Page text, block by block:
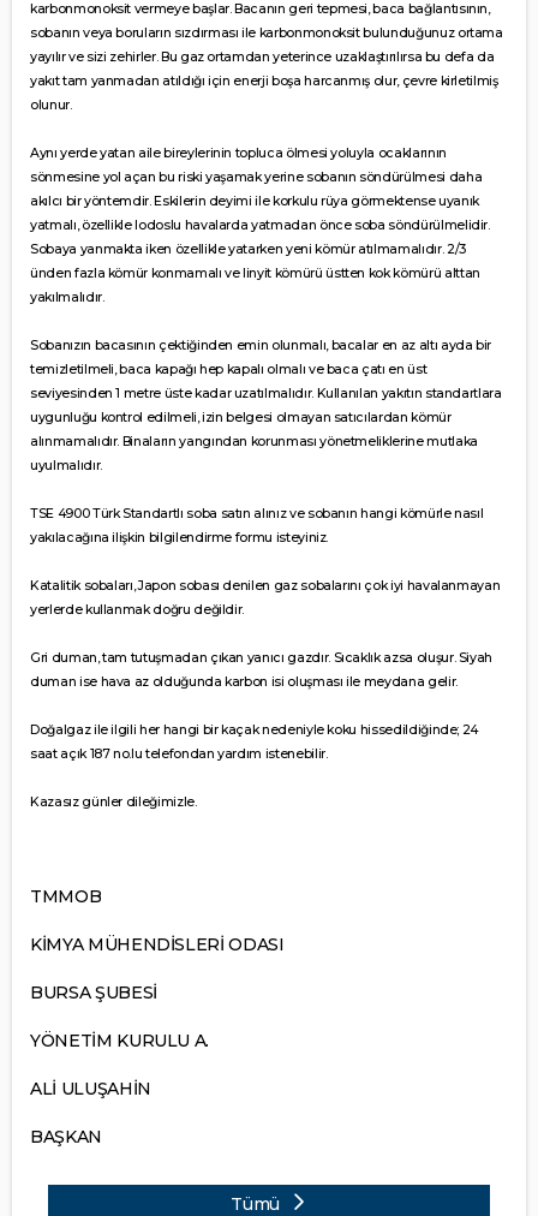
karbonmonoksit vermeye başlar. Bacanın geri tepmesi, baca bağlantısının,
sobanın veya boruların sızdırması ile karbonmonoksit bulunduğunuz ortama
yayılır ve sizi zehirler. Bu gaz ortamdan yeterince uzaklaştırılırsa bu defa da
yakıt tam yanmadan atıldığı için enerji boşa harcanmış olur, çevre kirletilmiş
olunur.
Aynı yerde yatan aile bireylerinin topluca ölmesi yoluyla ocaklarının
sönmesine yol açan bu riski yaşamak yerine sobanın söndürülmesi daha
akılcı bir yöntemdir. Eskilerin deyimi ile korkulu rüya görmektense uyanık
yatmalı, özellikle lodoslu havalarda yatmadan önce soba söndürülmelidir.
Sobaya yanmakta iken özellikle yatarken yeni kömür atılmamalıdır. 2/3
ünden fazla kömür konmamalı ve linyit kömürü üstten kok kömürü alttan
yakılmalıdır.
Sobanızın bacasının çektiğinden emin olunmalı, bacalar en az altı ayda bir
temizletilmeli, baca kapağı hep kapalı olmalı ve baca çatı en üst
seviyesinden 1 metre üste kadar uzatılmalıdır. Kullanılan yakıtın standartlara
uygunluğu kontrol edilmeli, izin belgesi olmayan satıcılardan kömür
alınmamalıdır. Binaların yangından korunması yönetmeliklerine mutlaka
uyulmalıdır.
TSE 4900 Türk Standartlı soba satın alınız ve sobanın hangi kömürle nasıl
yakılacağına ilişkin bilgilendirme formu isteyiniz.
Katalitik sobaları, Japon sobası denilen gaz sobalarını çok iyi havalanmayan
yerlerde kullanmak doğru değildir.
Gri duman, tam tutuşmadan çıkan yanıcı gazdır. Sıcaklık azsa oluşur. Siyah
duman ise hava az olduğunda karbon isi oluşması ile meydana gelir.
Doğalgaz ile ilgili her hangi bir kaçak nedeniyle koku hissedildiğinde; 24
saat açık 187 no.lu telefondan yardım istenebilir.
Kazasız günler dileğimizle.
TMMOB
KİMYA MÜHENDİSLERİ ODASI
BURSA ŞUBESİ
YÖNETİM KURULU A.
ALİ ULUŞAHİN
BAŞKAN
Tümü